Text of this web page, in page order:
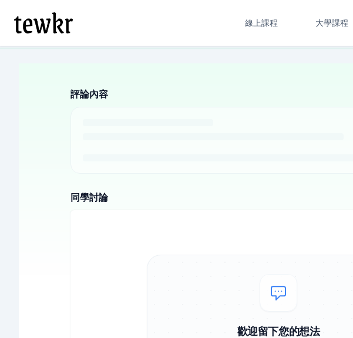
線上課程 大學課程
評論內容
同學討論
歡迎留下您的想法